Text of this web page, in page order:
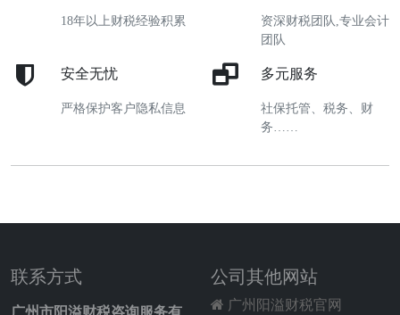
18年以上财税经验积累
资深财税团队,专业会计
团队
安全无忧
严格保护客户隐私信息
多元服务
社保托管、税务、财
务……
联系方式
广州市阳溢财税咨询服务有
公司其他网站
广州阳溢财税官网